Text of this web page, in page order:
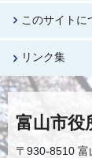
このサイトに
リンク集
富山市役
〒930-8510